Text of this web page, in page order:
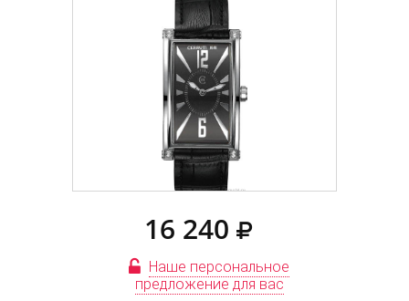
16 240
Наше персональное
предложение для вас